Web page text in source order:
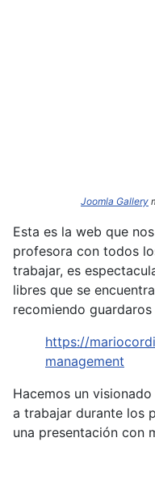
Joomla Gallery
Esta es la web que
profesora con todos
trabajar, es
libres que se
recomiendo
https://
management
Hacemos un
a trabajar durante los
una presentación con